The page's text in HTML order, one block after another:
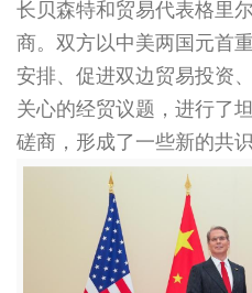
长贝森特和贸易代表格里
商。双方以中美两国元首
安排、促进双边贸易投资
关心的经贸议题，进行了
磋商，形成了一些新的共